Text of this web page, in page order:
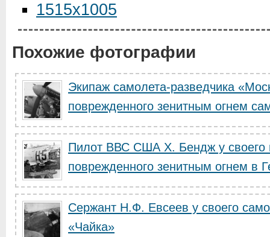
1515x1005
Похожие фотографии
Экипаж самолета-разведчика
поврежденного зенитным огнем
Пилот ВВС США Х. Бендж у своего
поврежденного зенитным огнем в
Сержант Н.Ф. Евсеев у своего
«Чайка»